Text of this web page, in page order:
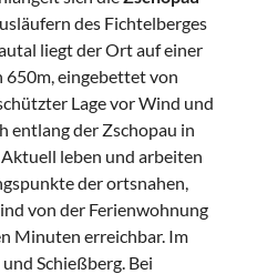
des Fichtelberges
liegt der Ort auf einer
eingebettet von
Lage vor Wind und
entlang der Zschopau in
leben und arbeiten
der ortsnahen,
von der Ferienwohnung
Minuten erreichbar. Im
Schießberg. Bei